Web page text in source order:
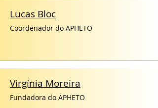
Lucas Bloc
Coordenador do APHETO
Virgínia Moreira
Fundadora do APHETO